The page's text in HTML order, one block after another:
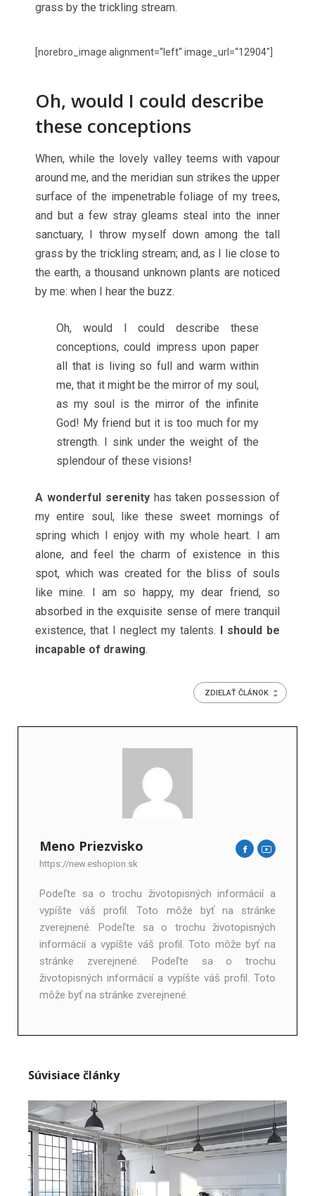
grass by the trickling stream.
[norebro_image alignment=“left“ image_url=“12904″]
Oh, would I could describe
these conceptions
When, while the lovely valley teems with vapour
around me, and the meridian sun strikes the upper
surface of the impenetrable foliage of my trees,
and but a few stray gleams steal into the inner
sanctuary, I throw myself down among the tall
grass by the trickling stream; and, as I lie close to
the earth, a thousand unknown plants are noticed
by me: when I hear the buzz.
Oh, would I could describe these
conceptions, could impress upon paper
all that is living so full and warm within
me, that it might be the mirror of my soul,
as my soul is the mirror of the infinite
God! My friend but it is too much for my
strength. I sink under the weight of the
splendour of these visions!
A wonderful serenityhas taken possession of
my entire soul, like these sweet mornings of
spring which I enjoy with my whole heart. I am
alone, and feel the charm of existence in this
spot, which was created for the bliss of souls
like mine. I am so happy, my dear friend, so
absorbed in the exquisite sense of mere tranquil
existence, that I neglect my talents. I should be
incapable of drawing.
ZDIELAŤ ČLÁNOK
Meno Priezvisko
https://new.eshopion.sk
Podeľte sa o trochu životopisných informácií a
vypíšte váš profil. Toto môže byť na stránke
zverejnené. Podeľte sa o trochu životopisných
informácií a vypíšte váš profil. Toto môže byť na
stránke zverejnené. Podeľte sa o trochu
životopisných informácií a vypíšte váš profil. Toto
môže byť na stránke zverejnené.
Súvisiace články